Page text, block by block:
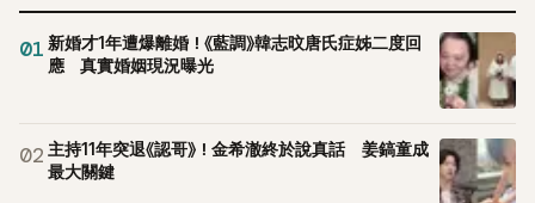
01 新婚才1年遭爆離婚！《藍調》韓志旼唐氏症姊二度回
應 真實婚姻現況曝光
02 主持11年突退《認哥》！金希澈終於說真話 姜鎬童成
最大關鍵